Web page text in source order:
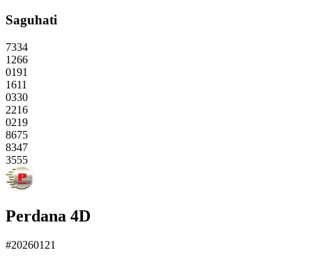
Saguhati
7334
1266
0191
1611
0330
2216
0219
8675
8347
3555
Perdana 4D
#20260121